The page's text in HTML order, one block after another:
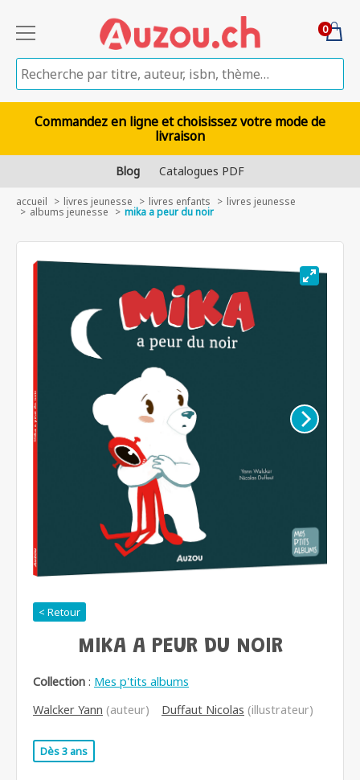
0
Commandez en ligne et choisissez votre mode de
livraison
Blog Catalogues PDF
accueil livres jeunesse livres enfants livres jeunesse
albums jeunesse mika a peur du noir
< Retour
MIKA A PEUR DU NOIR
Collection : Mes p'tits albums
Walcker Yann (auteur) Duffaut Nicolas (illustrateur)
Dès 3 ans